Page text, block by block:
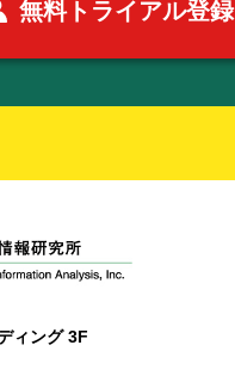
無料トライアル登録
ィング 3F